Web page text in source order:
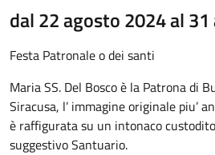
dal 22 agosto 2024 al
Festa Patronale o dei santi
Maria SS. Del Bosco è la Patrona di
Siracusa, l’ immagine originale piu’
è raffigurata su un intonaco
suggestivo Santuario.